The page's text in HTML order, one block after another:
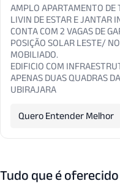
AMPLO APARTAMENTO DE
LIVIN DE ESTAR E JANTAR
CONTA COM 2 VAGAS DE
POSIÇÃO SOLAR LESTE/
MOBILIADO.
EDIFICIO COM
APENAS DUAS QUADRAS
UBIRAJARA
Quero Entender Melhor
Tudo que é oferecido